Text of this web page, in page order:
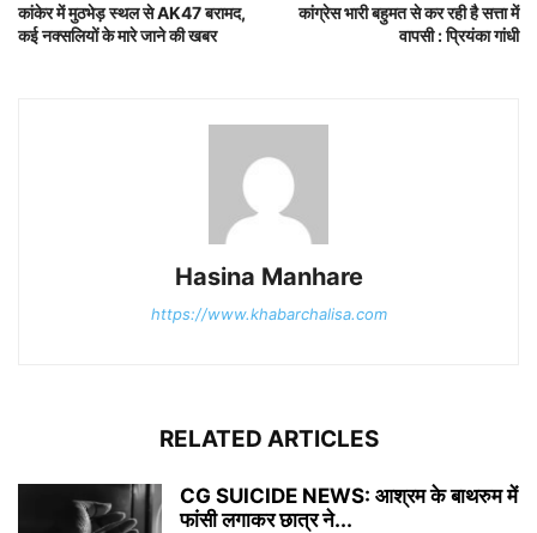
कांकेर में मुठभेड़ स्थल से AK47 बरामद,
कई नक्सलियों के मारे जाने की खबर
कांग्रेस भारी बहुमत से कर रही है सत्ता में
वापसी : प्रियंका गांधी
Hasina Manhare
https://www.khabarchalisa.com
RELATED ARTICLES
CG SUICIDE NEWS: आश्रम के बाथरुम में
फांसी लगाकर छात्र ने...